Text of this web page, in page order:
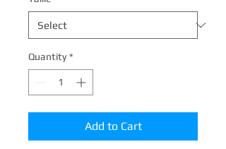
Quantity *
Add to Cart